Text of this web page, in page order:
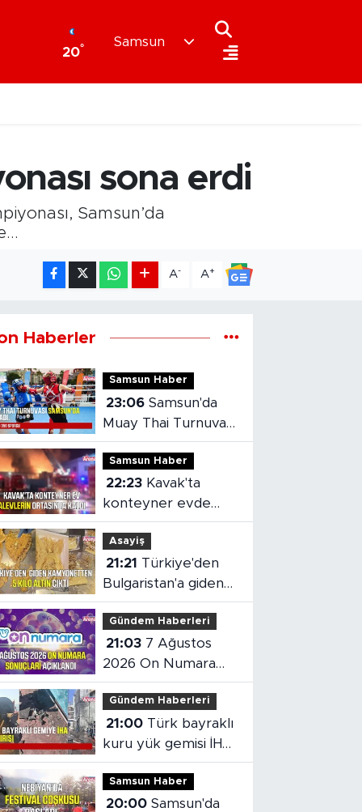
20°
Samsun
sona erdi
Samsun’da
A- A+
Haberler
Samsun Haber
23:06 Samsun'da
Muay Thai Turnuvası
heyecanı başladı
Samsun Haber
22:23
konteyner evde
yangın çıktı
Asayiş
21:21
Bulgaristan'a giden
kamyonetten 5 kilo
altın çıktı
Gündem Haberleri
21:03
2026 On Numara
sonuçları açıklandı
Gündem Haberleri
21:00
kuru yük gemisi İHA
saldırısına uğradı
Samsun Haber
20:00 Samsun'da